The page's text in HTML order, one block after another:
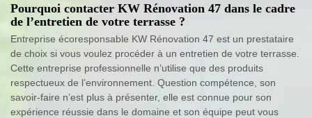
Pourquoi contacter KW Rénovation 47 dans le cadre
de l’entretien de votre terrasse ?
Entreprise écoresponsable KW Rénovation 47 est un prestataire
de choix si vous voulez procéder à un entretien de votre terrasse.
Cette entreprise professionnelle n’utilise que des produits
respectueux de l’environnement. Question compétence, son
savoir-faire n’est plus à présenter, elle est connue pour son
expérience réussie dans le domaine et son équipe peut vous